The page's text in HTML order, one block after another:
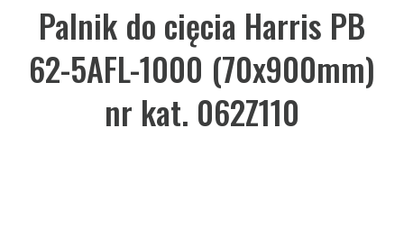
Palnik do cięcia Harris PB
62-5AFL-1000 (70x900mm)
nr kat. 062Z110